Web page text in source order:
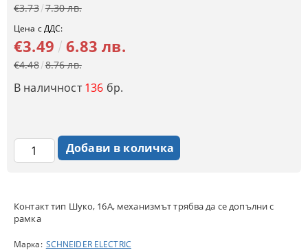
Контакт тип Шуко, 16A, механизмът трябва да се допълни с
рамка
Марка: SCHNEIDER ELECTRIC
€3.73 7.30 лв.
Цена с ДДС:
€3.49 6.83 лв.
€4.48 8.76 лв.
В наличност136 бр.